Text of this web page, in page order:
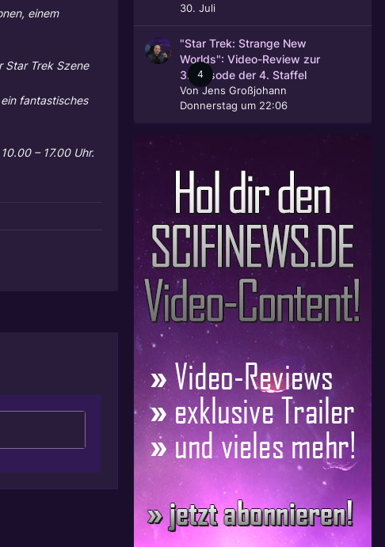
einem
Star Trek Szene
fantastisches
– 17.00 Uhr.
30. Juli
4
"Star Trek: Strange New
Worlds": Video-Review zur
3. Episode der 4. Staffel
VonJens Großjohann
Donnerstag um 22:06